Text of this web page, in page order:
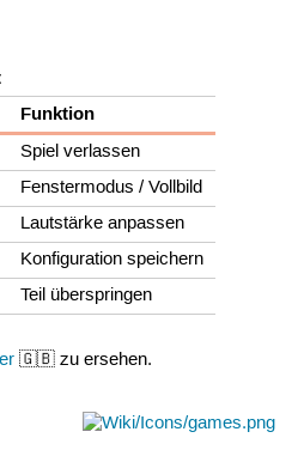
Funktion
Spiel verlassen
Fenstermodus / Vollbild
Lautstärke anpassen
Konfiguration speichern
Teil überspringen
🇬🇧 zu ersehen.